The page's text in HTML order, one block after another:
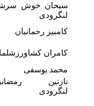
سبحان خوش
لنگرودی
کامبیز رحمانیان
کامران
محمد یوسفی
نازنین
لنگرودی